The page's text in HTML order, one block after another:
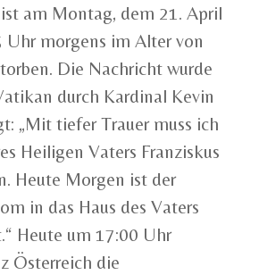
am Montag, dem 21. April
Uhr morgens im Alter von
Die Nachricht wurde
durch Kardinal Kevin
„Mit tiefer Trauer muss ich
Heiligen Vaters Franziskus
Heute Morgen ist der
in das Haus des Vaters
Heute um 17:00 Uhr
Österreich die